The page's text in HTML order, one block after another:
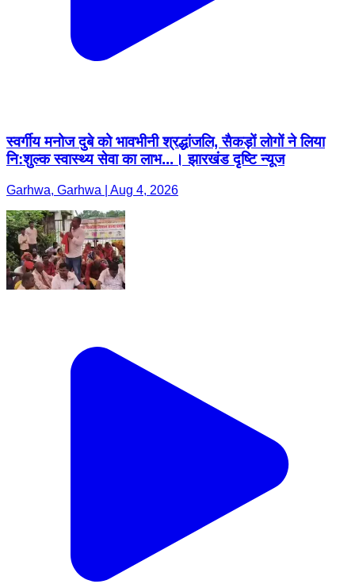
स्वर्गीय मनोज दुबे को भावभीनी श्रद्धांजलि, सैकड़ों लोगों ने लिया
नि:शुल्क स्वास्थ्य सेवा का लाभ...। झारखंड दृष्टि न्यूज
Garhwa, Garhwa | Aug 4, 2026